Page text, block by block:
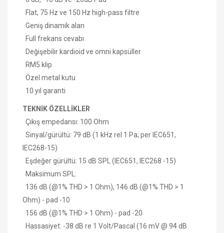
Flat, 75 Hz ve 150 Hz high-pass filtre
Geniş dinamik alan
Full frekans cevabı
Değişebilir kardioid ve omni kapsüller
RM5 klip
Özel metal kutu
10 yıl garanti
TEKNİK ÖZELLİKLER
Çıkış empedansı: 100 Ohm
Sinyal/gürültü: 79 dB (1 kHz rel 1 Pa; per IEC651,
IEC268-15)
Eşdeğer gürültü: 15 dB SPL (IEC651, IEC268 -15)
Maksimum SPL:
136 dB (@1% THD > 1 Ohm), 146 dB (@1% THD > 1
Ohm) - pad -10
156 dB (@1% THD > 1 Ohm) - pad -20
Hassasiyet: -38 dB re 1 Volt/Pascal (16 mV @ 94 dB